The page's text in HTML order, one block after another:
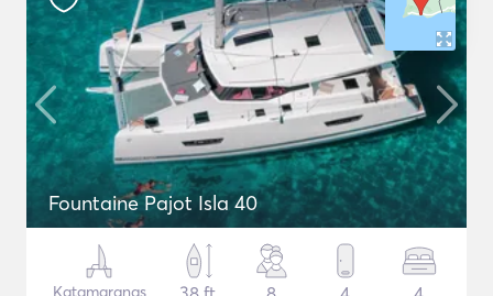
Fountaine Pajot Isla 40
Katamaranas